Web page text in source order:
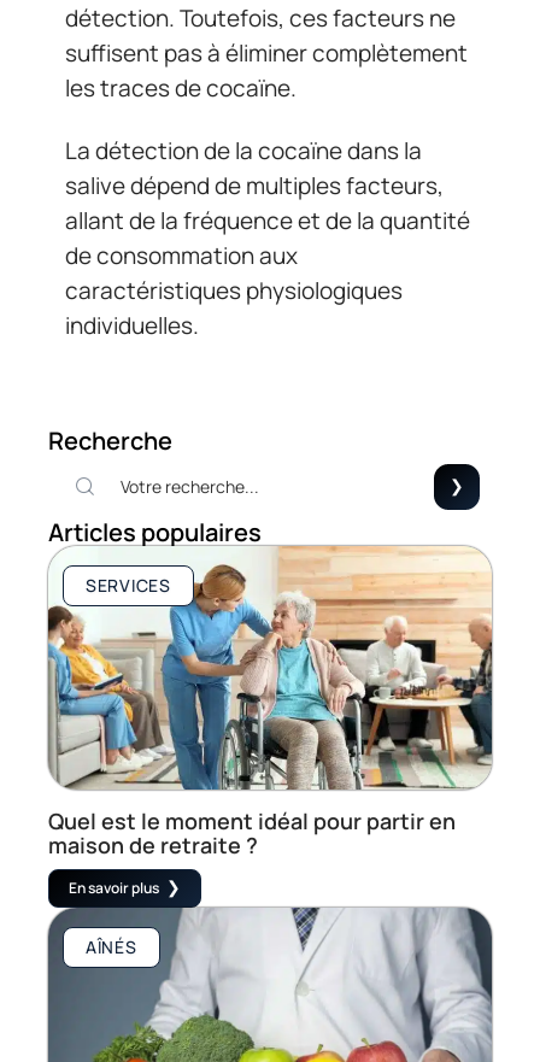
détection. Toutefois, ces facteurs ne
suffisent pas à éliminer complètement
les traces de cocaïne.
La détection de la cocaïne dans la
salive dépend de multiples facteurs,
allant de la fréquence et de la quantité
de consommation aux
caractéristiques physiologiques
individuelles.
Recherche
Articles populaires
SERVICES
Quel est le moment idéal pour partir en
maison de retraite ?
En savoir plus
AÎNÉS